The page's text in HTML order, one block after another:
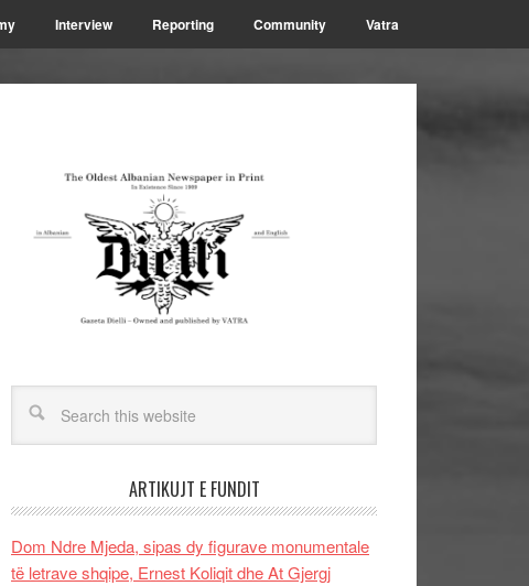
Interview Reporting Community Vatra
ARTIKUJT E FUNDIT
Dom Ndre Mjeda, sipas dy figurave monumentale
të letrave shqipe, Ernest Koliqit dhe At Gjergj